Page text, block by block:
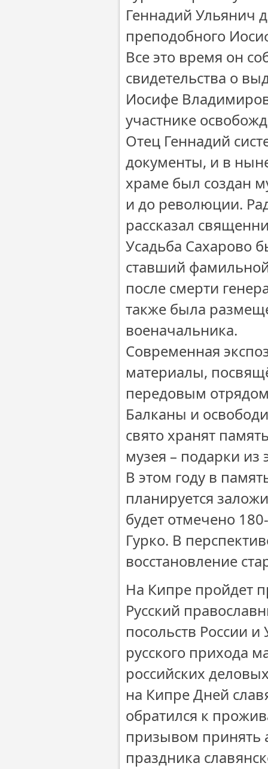
Геннадий Ульянич
преподобного
Все это время он
свидетельства о
Иосифе
участнике
Отец Геннадий
документы, и в
храме был создан
и до революции.
рассказал
Усадьба Сахарово
ставший
после смерти
также была
военачальника.
Современная
материалы,
передовым
Балканы и
свято хранят
музея – подарки из
В этом году в
планируется
будет отмечено
Гурко. В
восстановление
На Кипре пройдет
Русский
посольств России
русского прихода
российских
на Кипре Дней
обратился к
призывом принять
праздника